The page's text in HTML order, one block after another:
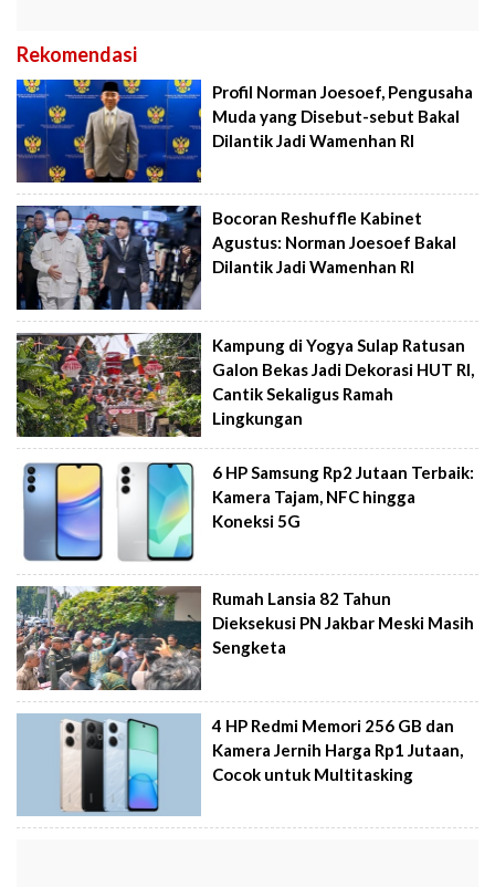
Rekomendasi
Profil Norman Joesoef, Pengusaha
Muda yang Disebut-sebut Bakal
Dilantik Jadi Wamenhan RI
Bocoran Reshuffle Kabinet
Agustus: Norman Joesoef Bakal
Dilantik Jadi Wamenhan RI
Kampung di Yogya Sulap Ratusan
Galon Bekas Jadi Dekorasi HUT RI,
Cantik Sekaligus Ramah
Lingkungan
6 HP Samsung Rp2 Jutaan Terbaik:
Kamera Tajam, NFC hingga
Koneksi 5G
Rumah Lansia 82 Tahun
Dieksekusi PN Jakbar Meski Masih
Sengketa
4 HP Redmi Memori 256 GB dan
Kamera Jernih Harga Rp1 Jutaan,
Cocok untuk Multitasking